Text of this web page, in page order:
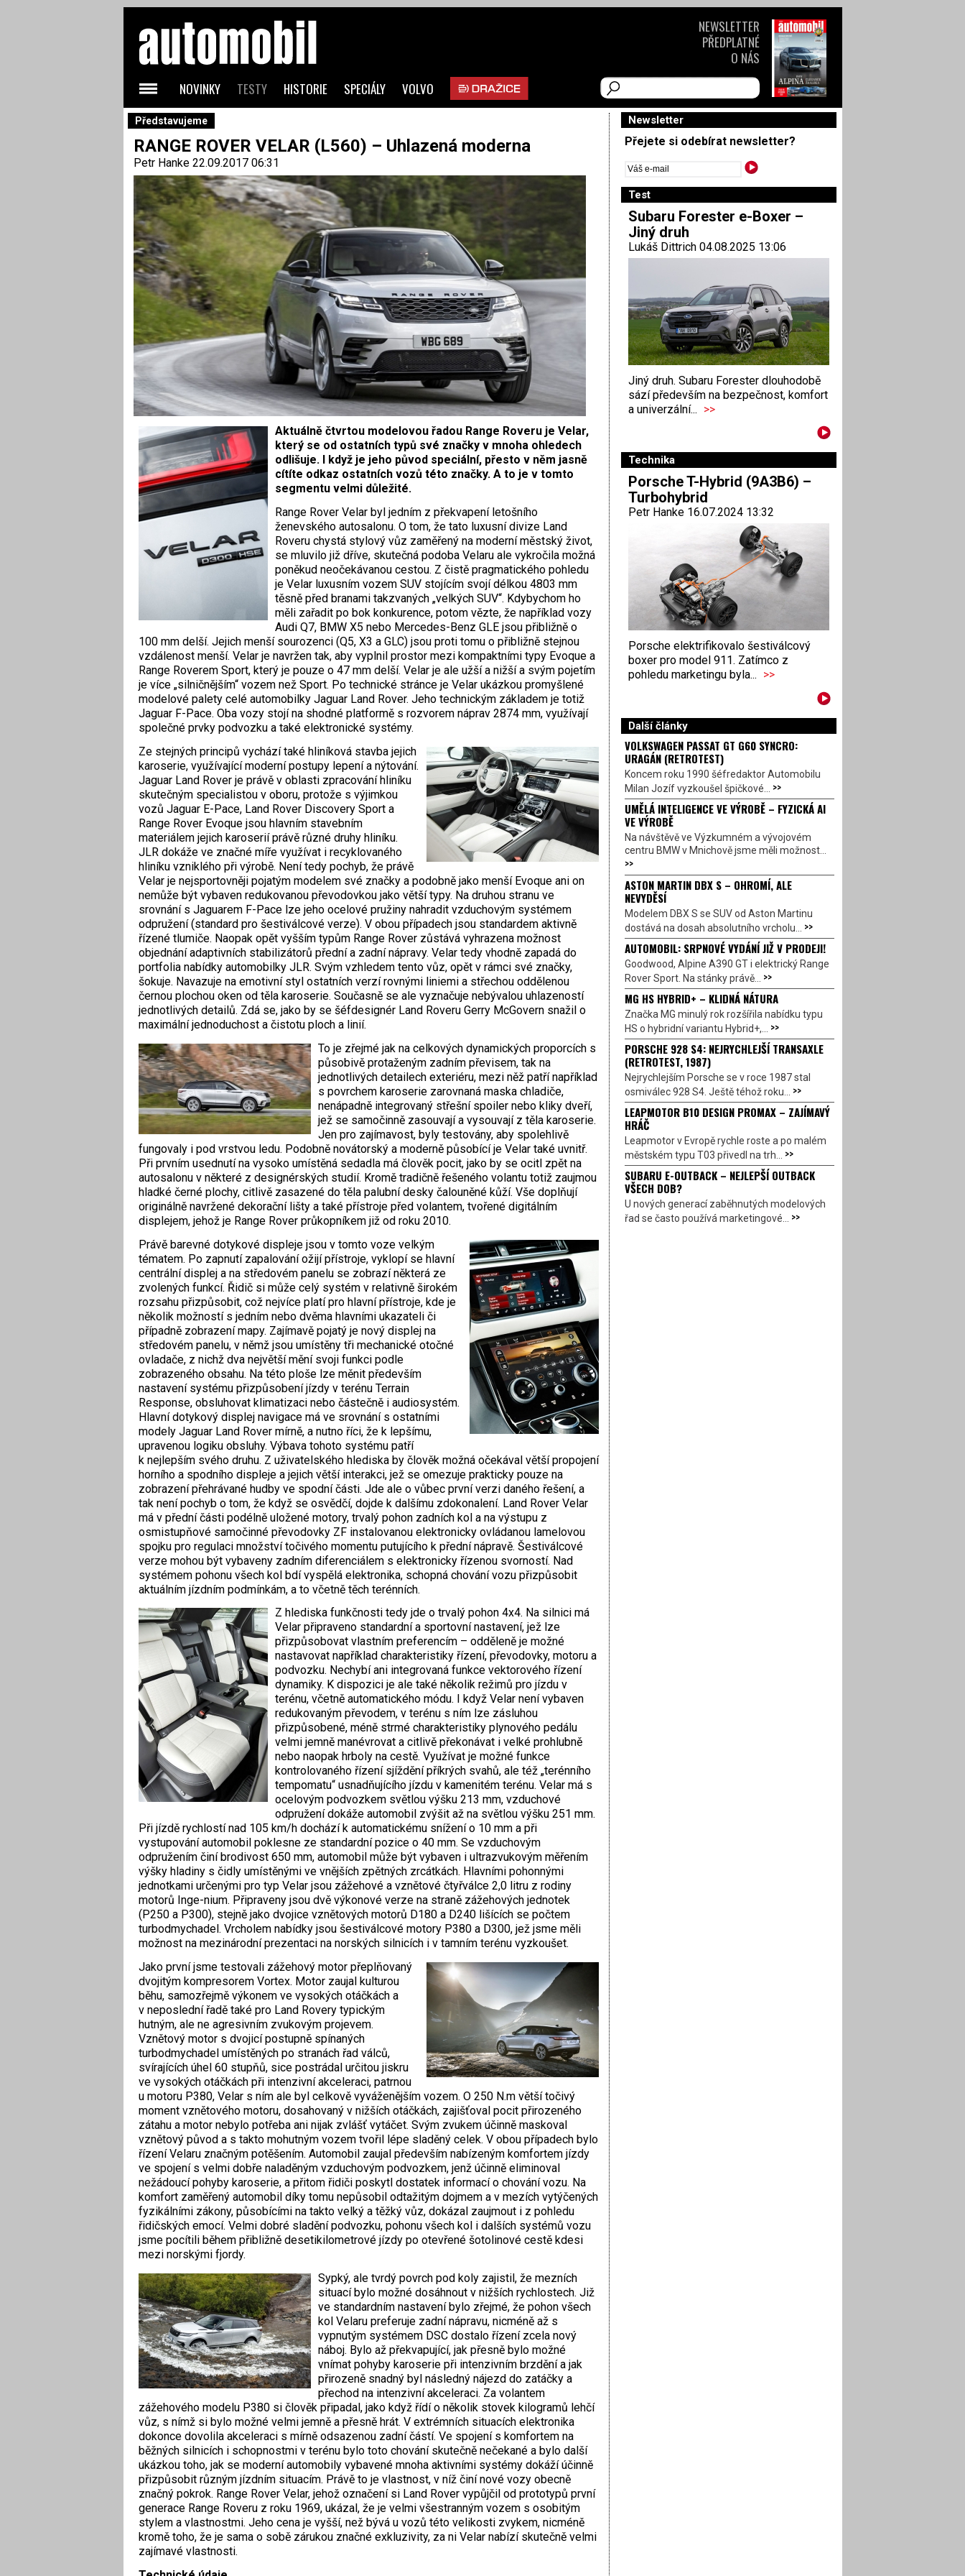
Představujeme
RANGE ROVER VELAR (L560) – Uhlazená moderna
Petr Hanke22.09.2017 06:31
Aktuálně čtvrtou modelovou řadou Range Roveru je Velar,
který se od ostatních typů své značky v mnoha ohledech
odlišuje. I když je jeho původ speciální, přesto v něm jasně
cítíte odkaz ostatních vozů této značky. A to je v tomto
segmentu velmi důležité.
Range Rover Velar byl jedním z překvapení letošního
ženevského autosalonu. O tom, že tato luxusní divize Land
Roveru chystá stylový vůz zaměřený na moderní městský život,
se mluvilo již dříve, skutečná podoba Velaru ale vykročila možná
poněkud neočekávanou cestou. Z čistě pragmatického pohledu
je Velar luxusním vozem SUV stojícím svojí délkou 4803 mm
těsně před branami takzvaných „velkých SUV“. Kdybychom ho
měli zařadit po bok konkurence, potom vězte, že například vozy
Audi Q7, BMW X5 nebo Mercedes-Benz GLE jsou přibližně o
100 mm delší. Jejich menší sourozenci (Q5, X3 a GLC) jsou proti tomu o přibližně stejnou
vzdálenost menší. Velar je navržen tak, aby vyplnil prostor mezi kompaktními typy Evoque a
Range Roverem Sport, který je pouze o 47 mm delší. Velar je ale užší a nižší a svým pojetím
je více „silničnějším“ vozem než Sport. Po technické stránce je Velar ukázkou promyšlené
modelové palety celé automobilky Jaguar Land Rover. Jeho technickým základem je totiž
Jaguar F-Pace. Oba vozy stojí na shodné platformě s rozvorem náprav 2874 mm, využívají
společné prvky podvozku a také elektronické systémy.
Ze stejných principů vychází také hliníková stavba jejich
karoserie, využívající moderní postupy lepení a nýtování.
Jaguar Land Rover je právě v oblasti zpracování hliníku
skutečným specialistou v oboru, protože s výjimkou
vozů Jaguar E-Pace, Land Rover Discovery Sport a
Range Rover Evoque jsou hlavním stavebním
materiálem jejich karoserií právě různé druhy hliníku.
JLR dokáže ve značné míře využívat i recyklovaného
hliníku vzniklého při výrobě. Není tedy pochyb, že právě
Velar je nejsportovněji pojatým modelem své značky a podobně jako menší Evoque ani on
nemůže být vybaven redukovanou převodovkou jako větší typy. Na druhou stranu ve
srovnání s Jaguarem F-Pace lze jeho ocelové pružiny nahradit vzduchovým systémem
odpružení (standard pro šestiválcové verze). V obou případech jsou standardem aktivně
řízené tlumiče. Naopak opět vyšším typům Range Rover zůstává vyhrazena možnost
objednání adaptivních stabilizátorů přední a zadní nápravy. Velar tedy vhodně zapadá do
portfolia nabídky automobilky JLR. Svým vzhledem tento vůz, opět v rámci své značky,
šokuje. Navazuje na emotivní styl ostatních verzí rovnými liniemi a střechou oddělenou
černou plochou oken od těla karoserie. Současně se ale vyznačuje nebývalou uhlazeností
jednotlivých detailů. Zdá se, jako by se šéfdesignér Land Roveru Gerry McGovern snažil o
maximální jednoduchost a čistotu ploch a linií.
To je zřejmé jak na celkových dynamických proporcích s
působivě protaženým zadním převisem, tak na
jednotlivých detailech exteriéru, mezi něž patří například
s povrchem karoserie zarovnaná maska chladiče,
nenápadně integrovaný střešní spoiler nebo kliky dveří,
jež se samočinně zasouvají a vysouvají z těla karoserie.
Jen pro zajímavost, byly testovány, aby spolehlivě
fungovaly i pod vrstvou ledu. Podobně novátorský a moderně působící je Velar také uvnitř.
Při prvním usednutí na vysoko umístěná sedadla má člověk pocit, jako by se ocitl zpět na
autosalonu v některé z designérských studií. Kromě tradičně řešeného volantu totiž zaujmou
hladké černé plochy, citlivě zasazené do těla palubní desky čalouněné kůží. Vše doplňují
originálně navržené dekorační lišty a také přístroje před volantem, tvořené digitálním
displejem, jehož je Range Rover průkopníkem již od roku 2010.
Právě barevné dotykové displeje jsou v tomto voze velkým
tématem. Po zapnutí zapalování ožijí přístroje, vyklopí se hlavní
centrální displej a na středovém panelu se zobrazí některá ze
zvolených funkcí. Řidič si může celý systém v relativně širokém
rozsahu přizpůsobit, což nejvíce platí pro hlavní přístroje, kde je
několik možností s jedním nebo dvěma hlavními ukazateli či
případně zobrazení mapy. Zajímavě pojatý je nový displej na
středovém panelu, v němž jsou umístěny tři mechanické otočné
ovladače, z nichž dva největší mění svoji funkci podle
zobrazeného obsahu. Na této ploše lze měnit především
nastavení systému přizpůsobení jízdy v terénu Terrain
Response, obsluhovat klimatizaci nebo částečně i audiosystém.
Hlavní dotykový displej navigace má ve srovnání s ostatními
modely Jaguar Land Rover mírně, a nutno říci, že k lepšímu,
upravenou logiku obsluhy. Výbava tohoto systému patří
k nejlepším svého druhu. Z uživatelského hlediska by člověk možná očekával větší propojení
horního a spodního displeje a jejich větší interakci, jež se omezuje prakticky pouze na
zobrazení přehrávané hudby ve spodní části. Jde ale o vůbec první verzi daného řešení, a
tak není pochyb o tom, že když se osvědčí, dojde k dalšímu zdokonalení. Land Rover Velar
má v přední části podélně uložené motory, trvalý pohon zadních kol a na výstupu z
osmistupňové samočinné převodovky ZF instalovanou elektronicky ovládanou lamelovou
spojku pro regulaci množství točivého momentu putujícího k přední nápravě. Šestiválcové
verze mohou být vybaveny zadním diferenciálem s elektronicky řízenou svorností. Nad
systémem pohonu všech kol bdí vyspělá elektronika, schopná chování vozu přizpůsobit
aktuálním jízdním podmínkám, a to včetně těch terénních.
Z hlediska funkčnosti tedy jde o trvalý pohon 4x4. Na silnici má
Velar připraveno standardní a sportovní nastavení, jež lze
přizpůsobovat vlastním preferencím – odděleně je možné
nastavovat například charakteristiky řízení, převodovky, motoru a
podvozku. Nechybí ani integrovaná funkce vektorového řízení
dynamiky. K dispozici je ale také několik režimů pro jízdu v
terénu, včetně automatického módu. I když Velar není vybaven
redukovaným převodem, v terénu s ním lze zásluhou
přizpůsobené, méně strmé charakteristiky plynového pedálu
velmi jemně manévrovat a citlivě překonávat i velké prohlubně
nebo naopak hrboly na cestě. Využívat je možné funkce
kontrolovaného řízení sjíždění příkrých svahů, ale též „terénního
tempomatu“ usnadňujícího jízdu v kamenitém terénu. Velar má s
ocelovým podvozkem světlou výšku 213 mm, vzduchové
odpružení dokáže automobil zvýšit až na světlou výšku 251 mm.
Při jízdě rychlostí nad 105 km/h dochází k automatickému snížení o 10 mm a při
vystupování automobil poklesne ze standardní pozice o 40 mm. Se vzduchovým
odpružením činí brodivost 650 mm, automobil může být vybaven i ultrazvukovým měřením
výšky hladiny s čidly umístěnými ve vnějších zpětných zrcátkách. Hlavními pohonnými
jednotkami určenými pro typ Velar jsou zážehové a vznětové čtyřválce 2,0 litru z rodiny
motorů Inge-nium. Připraveny jsou dvě výkonové verze na straně zážehových jednotek
(P250 a P300), stejně jako dvojice vznětových motorů D180 a D240 lišících se počtem
turbodmychadel. Vrcholem nabídky jsou šestiválcové motory P380 a D300, jež jsme měli
možnost na mezinárodní prezentaci na norských silnicích i v tamním terénu vyzkoušet.
Jako první jsme testovali zážehový motor přeplňovaný
dvojitým kompresorem Vortex. Motor zaujal kulturou
běhu, samozřejmě výkonem ve vysokých otáčkách a
v neposlední řadě také pro Land Rovery typickým
hutným, ale ne agresivním zvukovým projevem.
Vznětový motor s dvojicí postupně spínaných
turbodmychadel umístěných po stranách řad válců,
svírajících úhel 60 stupňů, sice postrádal určitou jiskru
ve vysokých otáčkách při intenzivní akceleraci, patrnou
u motoru P380, Velar s ním ale byl celkově vyváženějším vozem. O 250 N.m větší točivý
moment vznětového motoru, dosahovaný v nižších otáčkách, zajišťoval pocit přirozeného
zátahu a motor nebylo potřeba ani nijak zvlášť vytáčet. Svým zvukem účinně maskoval
vznětový původ a s takto mohutným vozem tvořil lépe sladěný celek. V obou případech bylo
řízení Velaru značným potěšením. Automobil zaujal především nabízeným komfortem jízdy
ve spojení s velmi dobře naladěným vzduchovým podvozkem, jenž účinně eliminoval
nežádoucí pohyby karoserie, a přitom řidiči poskytl dostatek informací o chování vozu. Na
komfort zaměřený automobil díky tomu nepůsobil odtažitým dojmem a v mezích vytýčených
fyzikálními zákony, působícími na takto velký a těžký vůz, dokázal zaujmout i z pohledu
řidičských emocí. Velmi dobré sladění podvozku, pohonu všech kol i dalších systémů vozu
jsme pocítili během přibližně desetikilometrové jízdy po otevřené šotolinové cestě kdesi
mezi norskými fjordy.
Sypký, ale tvrdý povrch pod koly zajistil, že mezních
situací bylo možné dosáhnout v nižších rychlostech. Již
ve standardním nastavení bylo zřejmé, že pohon všech
kol Velaru preferuje zadní nápravu, nicméně až s
vypnutým systémem DSC dostalo řízení zcela nový
náboj. Bylo až překvapující, jak přesně bylo možné
vnímat pohyby karoserie při intenzivním brzdění a jak
přirozeně snadný byl následný nájezd do zatáčky a
přechod na intenzivní akceleraci. Za volantem
zážehového modelu P380 si člověk připadal, jako když řídí o několik stovek kilogramů lehčí
vůz, s nímž si bylo možné velmi jemně a přesně hrát. V extrémních situacích elektronika
dokonce dovolila akceleraci s mírně odsazenou zadní částí. Ve spojení s komfortem na
běžných silnicích i schopnostmi v terénu bylo toto chování skutečně nečekané a bylo další
ukázkou toho, jak se moderní automobily vybavené mnoha aktivními systémy dokáží účinně
přizpůsobit různým jízdním situacím. Právě to je vlastnost, v níž činí nové vozy obecně
značný pokrok. Range Rover Velar, jehož označení si Land Rover vypůjčil od prototypů první
generace Range Roveru z roku 1969, ukázal, že je velmi všestranným vozem s osobitým
stylem a vlastnostmi. Jeho cena je vyšší, než bývá u vozů této velikosti zvykem, nicméně
kromě toho, že je sama o sobě zárukou značné exkluzivity, za ni Velar nabízí skutečně velmi
zajímavé vlastnosti.
Newsletter
Přejete si odebírat newsletter?
Test
Subaru Forester e-Boxer –
Jiný druh
Lukáš Dittrich 04.08.2025 13:06
Jiný druh. Subaru Forester dlouhodobě
sází především na bezpečnost, komfort
a univerzální... >>
Technika
Porsche T-Hybrid (9A3B6) –
Turbohybrid
Petr Hanke 16.07.2024 13:32
Porsche elektrifikovalo šestiválcový
boxer pro model 911. Zatímco z
pohledu marketingu byla... >>
Další články
VOLKSWAGEN PASSAT GT G60 SYNCRO:
URAGÁN (RETROTEST)
Koncem roku 1990 šéfredaktor Automobilu
Milan Jozíf vyzkoušel špičkové... >>
UMĚLÁ INTELIGENCE VE VÝROBĚ – FYZICKÁ AI
VE VÝROBĚ
Na návštěvě ve Výzkumném a vývojovém
centru BMW v Mnichově jsme měli možnost...
>>
ASTON MARTIN DBX S – OHROMÍ, ALE
NEVYDĚSÍ
Modelem DBX S se SUV od Aston Martinu
dostává na dosah absolutního vrcholu... >>
AUTOMOBIL: SRPNOVÉ VYDÁNÍ JIŽ V PRODEJI!
Goodwood, Alpine A390 GT i elektrický Range
Rover Sport. Na stánky právě... >>
MG HS HYBRID+ – KLIDNÁ NÁTURA
Značka MG minulý rok rozšířila nabídku typu
HS o hybridní variantu Hybrid+,... >>
PORSCHE 928 S4: NEJRYCHLEJŠÍ TRANSAXLE
(RETROTEST, 1987)
Nejrychlejším Porsche se v roce 1987 stal
osmiválec 928 S4. Ještě téhož roku... >>
LEAPMOTOR B10 DESIGN PROMAX – ZAJÍMAVÝ
HRÁČ
Leapmotor v Evropě rychle roste a po malém
městském typu T03 přivedl na trh... >>
SUBARU E-OUTBACK – NEJLEPŠÍ OUTBACK
VŠECH DOB?
U nových generací zaběhnutých modelových
řad se často používá marketingové... >>
NOVINKY TESTY HISTORIE SPECIÁLY VOLVO
NEWSLETTER
PŘEDPLATNÉ
O NÁS